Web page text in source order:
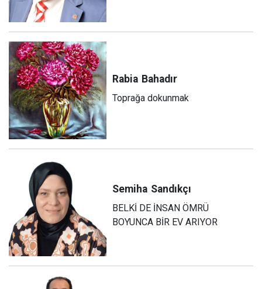
Rabia Bahadır
Toprağa dokunmak
Semiha Sandıkçı
BELKİ DE İNSAN ÖMRÜ
BOYUNCA BİR EV ARIYOR